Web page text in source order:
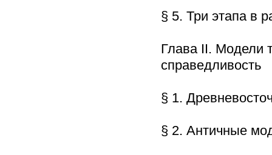
§ 5. Три этапа в
Глава II. Модели
§ 1.
§ 2. Античные